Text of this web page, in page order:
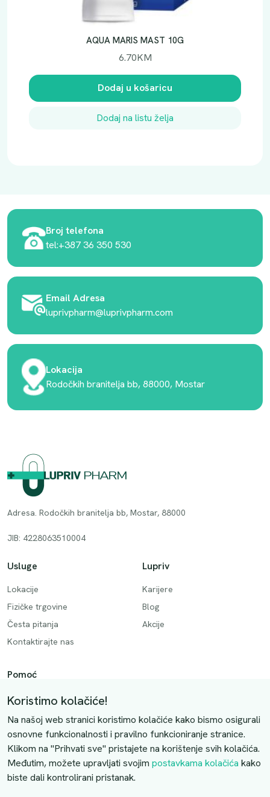
AQUA MARIS MAST 10G
6.70KM
Dodaj u košaricu
Dodaj na listu želja
Broj telefona
tel:+387 36 350 530
Email Adresa
luprivpharm@luprivpharm.com
Lokacija
Rodočkih branitelja bb, 88000, Mostar
Adresa. Rodočkih branitelja bb, Mostar, 88000
JIB: 4228063510004
Usluge
Lokacije
Fizičke trgovine
Česta pitanja
Kontaktirajte nas
Lupriv
Karijere
Blog
Akcije
Pomoć
Način plaćanja
Dostava
Povrati i otkazivanje
Uslovi kupovine
Kontaktirajte nas
Koristimo kolačiće!
Na našoj web stranici koristimo kolačiće kako bismo osigurali
osnovne funkcionalnosti i pravilno funkcioniranje stranice.
Klikom na "Prihvati sve" pristajete na korištenje svih kolačića.
Međutim, možete upravljati svojim postavkama kolačića kako
biste dali kontrolirani pristanak.